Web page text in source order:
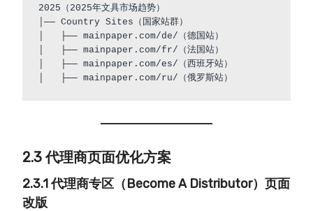
2025（2025年文具市场趋势）
│── Country Sites（国家站群）
│   ├── mainpaper.com/de/（德国站）
│   ├── mainpaper.com/fr/（法国站）
│   ├── mainpaper.com/es/（西班牙站）
2.3 代理商页面优化方案
2.3.1 代理商专区（Become A Distributor）页面
改版